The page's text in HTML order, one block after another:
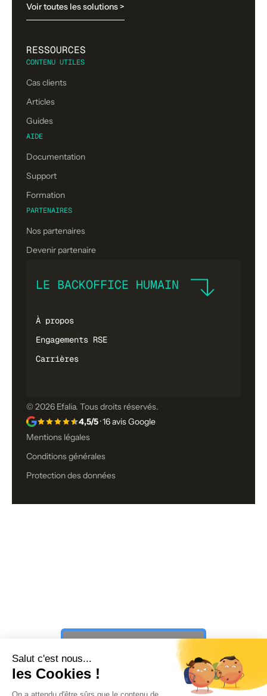
Voir toutes les solutions >
RESSOURCES
CONTENU UTILES
Cas clients
Articles
Guides
AIDE
Documentation
Support
Formation
PARTENAIRES
Nos partenaires
Devenir partenaire
LE BACKOFFICE HUMAIN
À propos
Engagements RSE
Carrières
© 2026 Efalia. Tous droits réservés.
4,5/5· 16 avis Google
Mentions légales
Conditions générales
Protection des données
PAUSE ☕️